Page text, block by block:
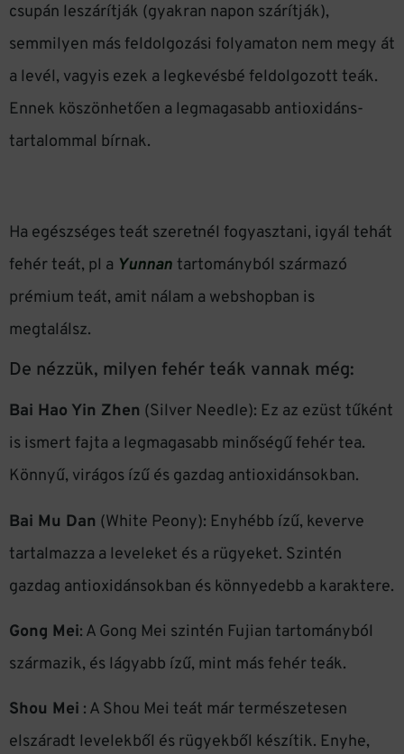
csupán leszárítják (gyakran napon szárítják),
semmilyen más feldolgozási folyamaton nem megy át
a levél, vagyis ezek a legkevésbé feldolgozott teák.
Ennek köszönhetően a legmagasabb antioxidáns-
tartalommal bírnak.
Ha egészséges teát szeretnél fogyasztani, igyál tehát
fehér teát, pl a Yunnan tartományból származó
prémium teát, amit nálam a webshopban is
megtalálsz.
De nézzük, milyen fehér teák vannak még:
Bai Hao Yin Zhen (Silver Needle): Ez az ezüst tűként
is ismert fajta a legmagasabb minőségű fehér tea.
Könnyű, virágos ízű és gazdag antioxidánsokban.
Bai Mu Dan (White Peony): Enyhébb ízű, keverve
tartalmazza a leveleket és a rügyeket. Szintén
gazdag antioxidánsokban és könnyedebb a karaktere.
Gong Mei: A Gong Mei szintén Fujian tartományból
származik, és lágyabb ízű, mint más fehér teák.
Shou Mei : A Shou Mei teát már természetesen
elszáradt levelekből és rügyekből készítik. Enyhe,